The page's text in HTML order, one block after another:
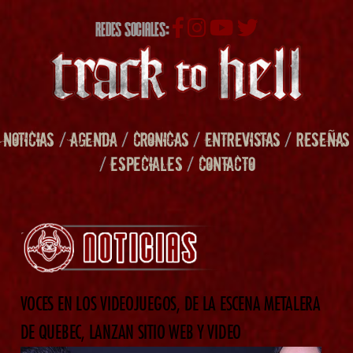
REDES SOCIALES:
NOTICIAS /AGENDA/ CRONICAS/ENTREVISTAS/RESEÑAS
/ESPECIALES/ CONTACTO
VOCES EN LOS VIDEOJUEGOS, DE LA ESCENA METALERA
DE QUEBEC, LANZAN SITIO WEB Y VIDEO